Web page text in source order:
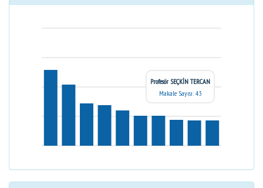
Profesör SEÇKİN TERCAN
Makale Sayısı: 43